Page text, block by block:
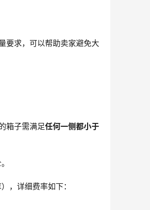
要求，可以帮助卖家避免大
箱子需满足任何一侧都小于
，详细费率如下：